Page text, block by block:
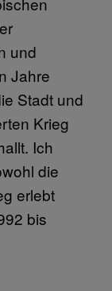
und
Jahre
Stadt und
Krieg
Ich
die
erlebt
bis